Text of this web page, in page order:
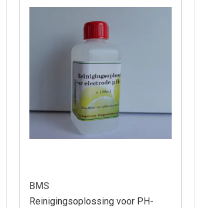
BMS
Reinigingsoplossing voor PH-